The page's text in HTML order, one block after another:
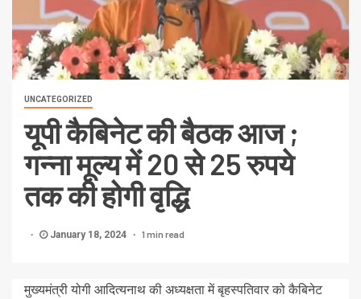
UNCATEGORIZED
यूपी कैबिनेट की बैठक आज ;
गन्ना मूल्य में 20 से 25 रुपये
तक की होगी वृद्धि
January 18, 2024 1 min read
मुख्यमंत्री योगी आदित्यनाथ की अध्यक्षता में बृहस्पतिवार को कैबिनेट